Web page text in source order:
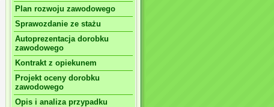
Plan rozwoju zawodowego
Sprawozdanie ze stażu
Autoprezentacja dorobku
zawodowego
Kontrakt z opiekunem
Projekt oceny dorobku
zawodowego
Opis i analiza przypadku